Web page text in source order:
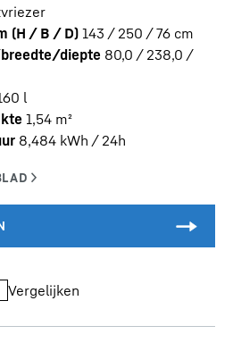
(H / B / D) 143 / 250 / 76 cm
diepte 80,0 / 238,0 /
l
1,54 m²
8,484 kWh / 24h
Vergelijken